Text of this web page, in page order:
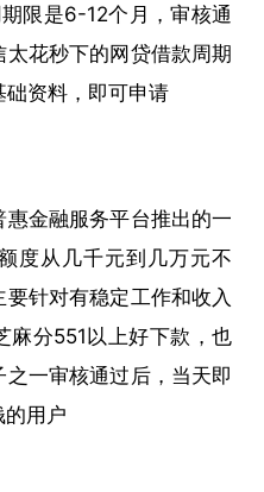
限是6-12个月，审核通
花秒下的网贷借款周期
资料，即可申请
金融服务平台推出的一
度从几千元到几万元不
针对有稳定工作和收入
麻分551以上好下款，也
一审核通过后，当天即
用户